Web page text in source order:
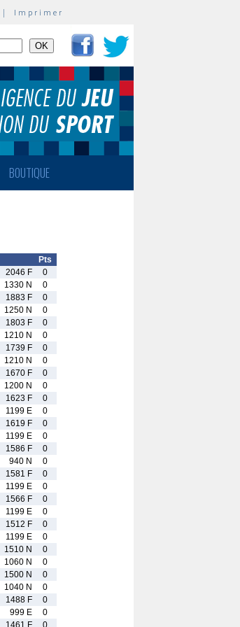
| Imprimer
BOUTIQUE
Pts
2046 F
0
1330 N
0
1883 F
0
1250 N
0
1803 F
0
1210 N
0
1739 F
0
1210 N
0
1670 F
0
1200 N
0
1623 F
0
1199 E
0
1619 F
0
1199 E
0
1586 F
0
940 N
0
1581 F
0
1199 E
0
1566 F
0
1199 E
0
1512 F
0
1199 E
0
1510 N
0
1060 N
0
1500 N
0
1040 N
0
1488 F
0
999 E
0
1461 F 0